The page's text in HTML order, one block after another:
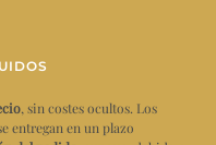
, sin costes ocultos. Los
entregan en un plazo